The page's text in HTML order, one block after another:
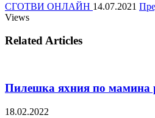
СГОТВИ ОНЛАЙН 14.07.2021
Views
Related Articles
Пилешка яхния по мамина
18.02.2022